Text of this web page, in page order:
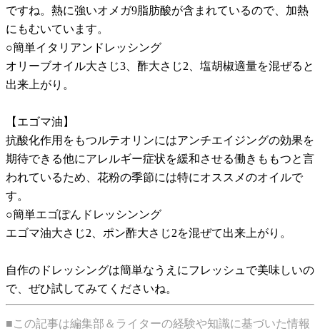
ですね。熱に強いオメガ9脂肪酸が含まれているので、加熱
にもむいています。
○簡単イタリアンドレッシング
オリーブオイル大さじ3、酢大さじ2、塩胡椒適量を混ぜると
出来上がり。
【エゴマ油】
抗酸化作用をもつルテオリンにはアンチエイジングの効果を
期待できる他にアレルギー症状を緩和させる働きももつと言
われているため、花粉の季節には特にオススメのオイルで
す。
○簡単エゴぽんドレッシンング
エゴマ油大さじ2、ポン酢大さじ2を混ぜて出来上がり。
自作のドレッシングは簡単なうえにフレッシュで美味しいの
で、ぜひ試してみてくださいね。
■この記事は編集部＆ライターの経験や知識に基づいた情報